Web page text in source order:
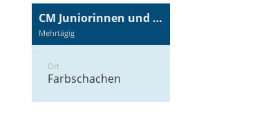
CM Juniorinnen und Junioren
Mehrtägig
Ort
Farbschachen